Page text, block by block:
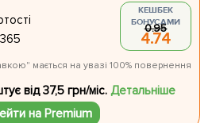
КЕШБЕК
БОНУСАМИ
0.95
4.74
мається на увазі 100% повернення
від 37,5 грн/міс.Детальніше
на Premium